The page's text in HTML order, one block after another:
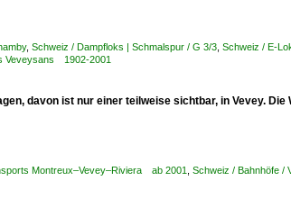
, Schweiz / Dampfloks | Schmalspur / G 3/3 Schweiz / E-
Veveysans 1902-2001
davon ist nur einer teilweise sichtbar, in Vevey.
Montreux–Vevey–Riviera ab 2001 Schweiz / Bahnhöfe /